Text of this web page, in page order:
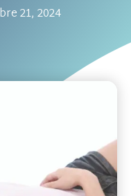
21, 2024